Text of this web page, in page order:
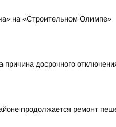
на «Строительном Олимпе»
причина досрочного
продолжается ремонт